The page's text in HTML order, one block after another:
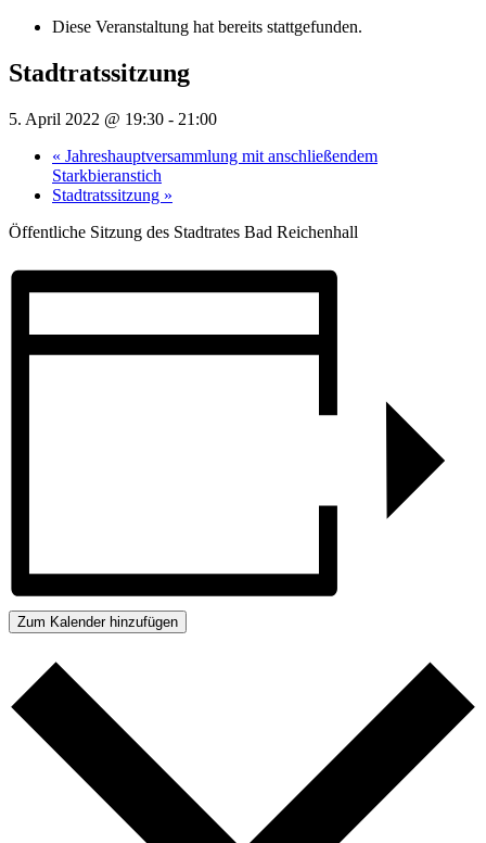
Diese Veranstaltung hat bereits stattgefunden.
Stadtratssitzung
5. April 2022 @ 19:30 - 21:00
« Jahreshauptversammlung mit anschließendem
Starkbieranstich
Stadtratssitzung »
Öffentliche Sitzung des Stadtrates Bad Reichenhall
Zum Kalender hinzufügen